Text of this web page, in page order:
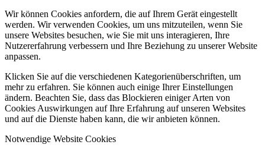
Wir können Cookies anfordern, die auf Ihrem Gerät eingestellt
werden. Wir verwenden Cookies, um uns mitzuteilen, wenn Sie
unsere Websites besuchen, wie Sie mit uns interagieren, Ihre
Nutzererfahrung verbessern und Ihre Beziehung zu unserer Website
anpassen.
Klicken Sie auf die verschiedenen Kategorienüberschriften, um
mehr zu erfahren. Sie können auch einige Ihrer Einstellungen
ändern. Beachten Sie, dass das Blockieren einiger Arten von
Cookies Auswirkungen auf Ihre Erfahrung auf unseren Websites
und auf die Dienste haben kann, die wir anbieten können.
Notwendige Website Cookies